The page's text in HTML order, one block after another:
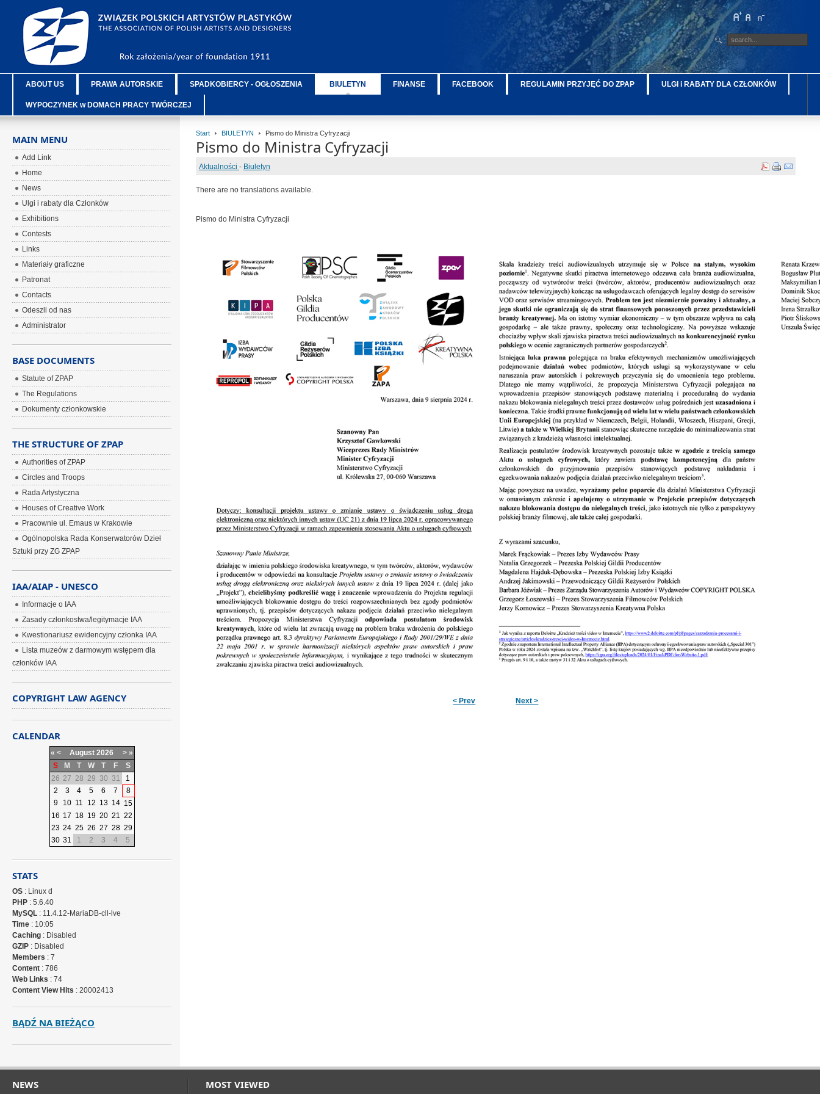
ABOUT US PRAWA AUTORSKIE SPADKOBIERCY - OGŁOSZENIA BIULETYN FINANSE FACEBOOK REGULAMIN PRZYJĘĆ DO ZPAP ULGI i RABATY DLA CZŁONKÓW
WYPOCZYNEK w DOMACH PRACY TWÓRCZEJ
Start BIULETYN Pismo do Ministra Cyfryzacji
Pismo do Ministra Cyfryzacji
Aktualności - Biuletyn
There are no translations available.
Pismo do Ministra Cyfryzacji
< Prev Next >
MAIN MENU
Add Link
Home
News
Ulgi i rabaty dla Członków
Exhibitions
Contests
Links
Materiały graficzne
Patronat
Contacts
Odeszli od nas
Administrator
BASE DOCUMENTS
Statute of ZPAP
The Regulations
Dokumenty członkowskie
THE STRUCTURE OF ZPAP
Authorities of ZPAP
Circles and Troops
Rada Artystyczna
Houses of Creative Work
Pracownie ul. Emaus w Krakowie
Ogólnopolska Rada Konserwatorów Dzieł
Sztuki przy ZG ZPAP
IAA/AIAP - UNESCO
Informacje o IAA
Zasady członkostwa/legitymacje IAA
Kwestionariusz ewidencyjny członka IAA
Lista muzeów z darmowym wstępem dla
członków IAA
COPYRIGHT LAW AGENCY
CALENDAR
« < August 2026 > »
S
M T W T F
S
26 27 28 29 30 31
1
2
3 4 5 6 7
8
9
10 11 12 13 14 15
16 17 18 19 20 21 22
23 24 25 26 27 28 29
30 31 1 2 3 4 5
STATS
OS : Linux d
PHP : 5.6.40
MySQL : 11.4.12-MariaDB-cll-lve
Time : 10:05
Caching : Disabled
GZIP : Disabled
Members : 7
Content : 786
Web Links : 74
Content View Hits : 20002413
BĄDŹ NA BIEŻĄCO
NEWS MOST VIEWED